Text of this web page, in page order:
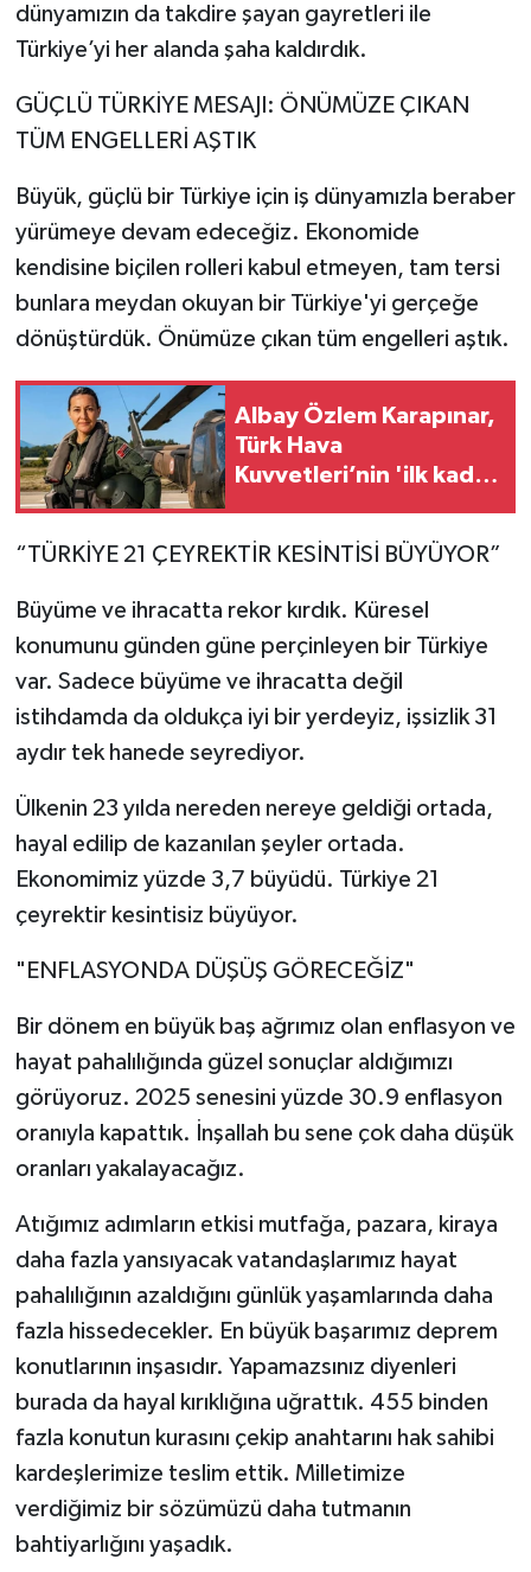
dünyamızın da takdire şayan gayretleri ile
Türkiye’yi her alanda şaha kaldırdık.
GÜÇLÜ TÜRKİYE MESAJI: ÖNÜMÜZE ÇIKAN
TÜM ENGELLERİ AŞTIK
Büyük, güçlü bir Türkiye için iş dünyamızla beraber
yürümeye devam edeceğiz. Ekonomide
kendisine biçilen rolleri kabul etmeyen, tam tersi
bunlara meydan okuyan bir Türkiye'yi gerçeğe
dönüştürdük. Önümüze çıkan tüm engelleri aştık.
Albay Özlem Karapınar,
Türk Hava
Kuvvetleri’nin 'ilk kadın
“TÜRKİYE 21 ÇEYREKTİR KESİNTİSİ BÜYÜYOR”
Büyüme ve ihracatta rekor kırdık. Küresel
konumunu günden güne perçinleyen bir Türkiye
var. Sadece büyüme ve ihracatta değil
istihdamda da oldukça iyi bir yerdeyiz, işsizlik 31
aydır tek hanede seyrediyor.
Ülkenin 23 yılda nereden nereye geldiği ortada,
hayal edilip de kazanılan şeyler ortada.
Ekonomimiz yüzde 3,7 büyüdü. Türkiye 21
çeyrektir kesintisiz büyüyor.
"ENFLASYONDA DÜŞÜŞ GÖRECEĞİZ"
Bir dönem en büyük baş ağrımız olan enflasyon ve
hayat pahalılığında güzel sonuçlar aldığımızı
görüyoruz. 2025 senesini yüzde 30.9 enflasyon
oranıyla kapattık. İnşallah bu sene çok daha düşük
oranları yakalayacağız.
Atığımız adımların etkisi mutfağa, pazara, kiraya
daha fazla yansıyacak vatandaşlarımız hayat
pahalılığının azaldığını günlük yaşamlarında daha
fazla hissedecekler. En büyük başarımız deprem
konutlarının inşasıdır. Yapamazsınız diyenleri
burada da hayal kırıklığına uğrattık. 455 binden
fazla konutun kurasını çekip anahtarını hak sahibi
kardeşlerimize teslim ettik. Milletimize
verdiğimiz bir sözümüzü daha tutmanın
bahtiyarlığını yaşadık.